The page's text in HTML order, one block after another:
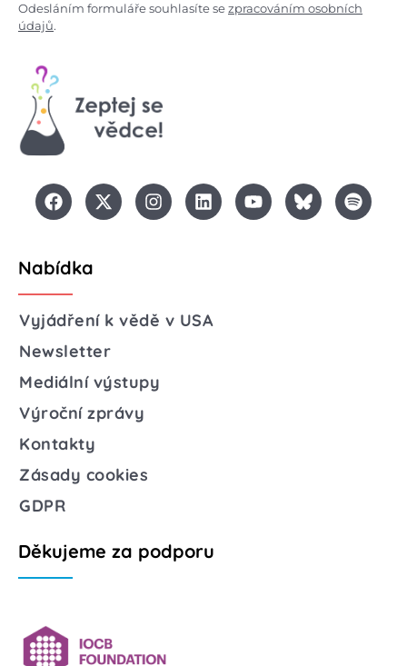
Odesláním formuláře souhlasíte sezpracováním osobních
údajů.
Nabídka
Vyjádření k vědě v USA
Newsletter
Mediální výstupy
Výroční zprávy
Kontakty
Zásady cookies
GDPR
Děkujeme za podporu